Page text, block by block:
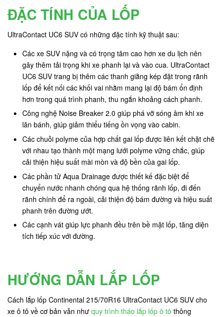
ĐẶC TÍNH CỦA LỐP
UltraContact UC6 SUV có những đặc tính kỹ thuật sau:
Các xe SUV nặng và có trọng tâm cao hơn xe du lịch nên
gây thêm tải trọng khi xe phanh lại và vào cua. UltraContact
UC6 SUV trang bị thêm các thanh giằng kép đặt trong rãnh
lốp để kết nối các khối vai nhằm mang lại độ bám ổn định
hơn trong quá trình phanh, thu ngắn khoảng cách phanh.
Công nghệ Noise Breaker 2.0 giúp phá vỡ sóng âm khi xe
lăn bánh, giúp giảm thiểu tiếng ồn vọng vào cabin.
Các chuỗi polyme của hợp chất gai lốp được liên kết chặt chẽ
với nhau tạo thành một mạng lưới polyme vững chắc, giúp
cải thiện hiệu suất mài mòn và độ bền của gai lốp.
Các phần tử Aqua Drainage được thiết kế đặc biệt để
chuyển nước nhanh chóng qua hệ thống rãnh lốp, đi đến
rãnh chính để ra ngoài, cải thiện độ bám đường và hiệu suất
phanh trên đường ướt.
Các cạnh vát giúp lực phanh đều trên bề mặt lốp, tăng diện
tích tiếp xúc với đường.
HƯỚNG DẪN LẮP LỐP
Cách lắp lốp Continental 215/70R16 UltraContact UC6 SUV cho
xe ô tô về cơ bản vẫn như quy trình tháo lắp lốp ô tô thông